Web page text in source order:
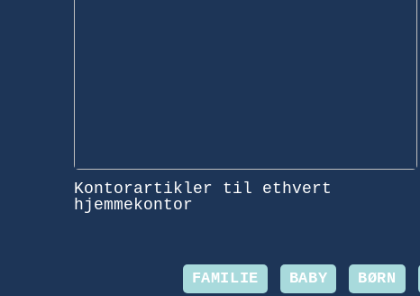
Kontorartikler til ethvert
hjemmekontor
FAMILIE BABY BØRN